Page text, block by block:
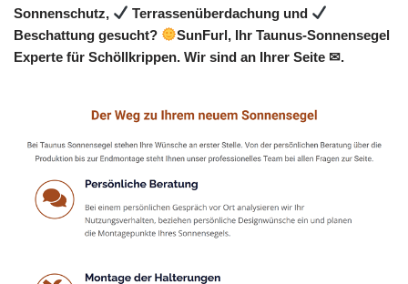
Sonnenschutz,
Terrassenüberdachung und
Beschattung gesucht?
SunFurl, Ihr Taunus-Sonnensegel
Experte für Schöllkrippen. Wir sind an Ihrer Seite ✉.